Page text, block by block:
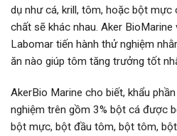
dụ như cá, krill, tôm, hoặc bột
chất sẽ khác nhau. Aker BioMarine
Labomar tiến hành thử nghiệm
ăn nào giúp tôm tăng trưởng tốt
AkerBio Marine cho biết, khẩu
nghiệm trên gồm 3% bột cá được
bột mực, bột đầu tôm, bột tôm,